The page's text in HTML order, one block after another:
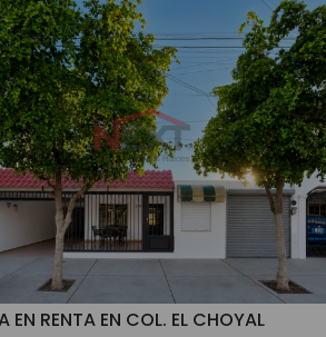
EN RENTA EN COL. EL CHOYAL